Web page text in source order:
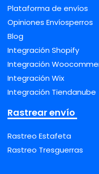
Plataforma de envíos
Opiniones Envíosperros
Blog
Integración Shopify
Integración
Integración Wix
Integración Tiendanube
Rastrear envío
Rastreo Estafeta
Rastreo Tresguerras